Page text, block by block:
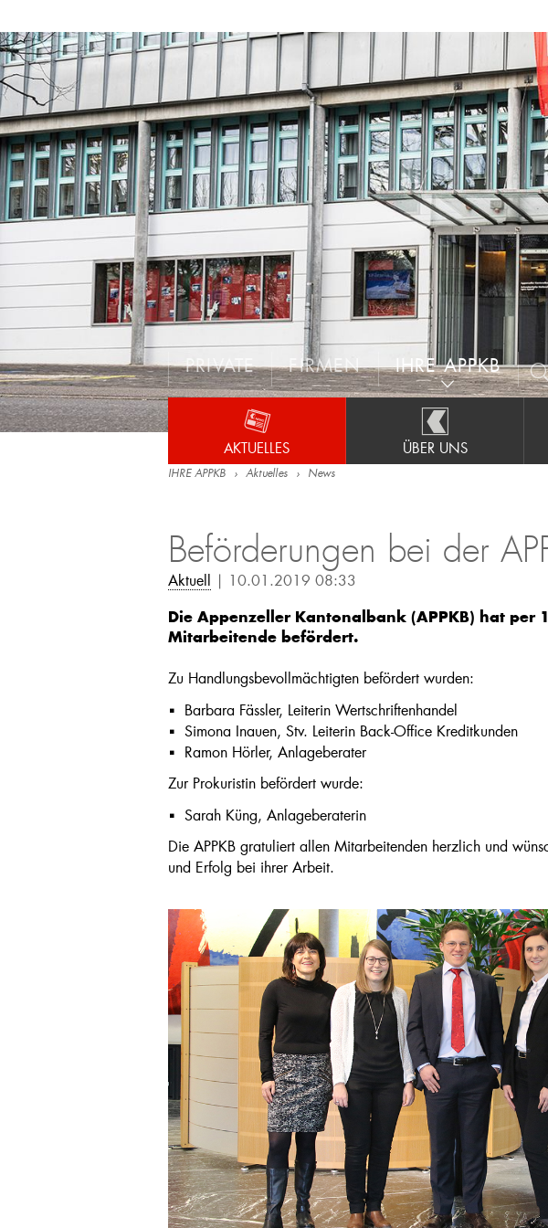
PRIVATE FIRMEN IHRE APPKB
AKTUELLES ÜBER UNS
IHRE APPKB Aktuelles News
Beförderungen bei der
Aktuell | 10.01.2019 08:33
Die Appenzeller Kantonalbank (APPKB) hat per
Mitarbeitende befördert.
Zu Handlungsbevollmächtigten befördert wurden:
Barbara Fässler, Leiterin Wertschriftenhandel
Simona Inauen, Stv. Leiterin Back-Office Kreditkunden
Ramon Hörler, Anlageberater
Zur Prokuristin befördert wurde:
Sarah Küng, Anlageberaterin
Die APPKB gratuliert allen Mitarbeitenden herzlich und
und Erfolg bei ihrer Arbeit.